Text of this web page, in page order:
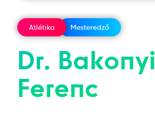
Atlétika Mesteredző
Dr. Bakonyi
Ferenc